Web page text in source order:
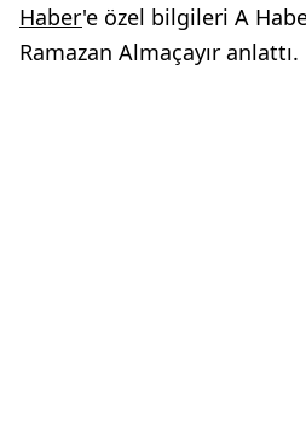
Haber'e özel bilgileri A
Ramazan Almaçayır anlattı.